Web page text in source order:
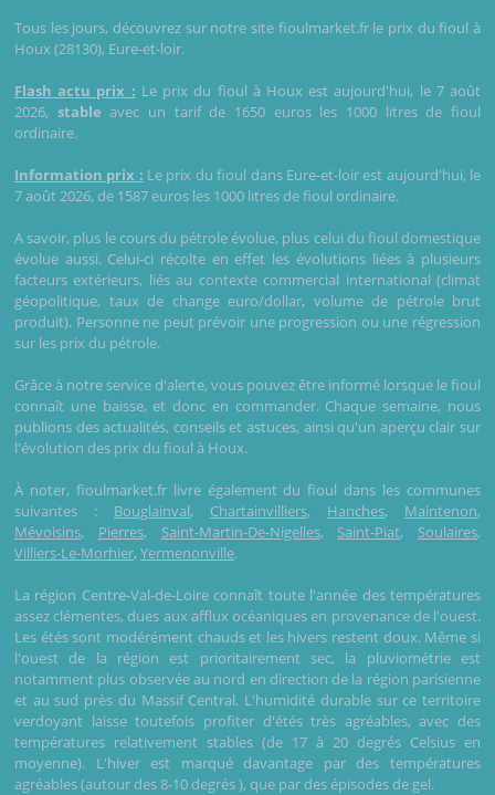
Tous les jours, découvrez sur notre site fioulmarket.fr le prix du fioul à
Houx (28130), Eure-et-loir.
Flash actu prix : Le prix du fioul à Houx est aujourd'hui, le 7 août
2026, stable avec un tarif de 1650 euros les 1000 litres de fioul
ordinaire.
Information prix : Le prix du fioul dans Eure-et-loir est aujourd'hui, le
7 août 2026, de 1587 euros les 1000 litres de fioul ordinaire.
A savoir, plus le cours du pétrole évolue, plus celui du fioul domestique
évolue aussi. Celui-ci récolte en effet les évolutions liées à plusieurs
facteurs extérieurs, liés au contexte commercial international (climat
géopolitique, taux de change euro/dollar, volume de pétrole brut
produit). Personne ne peut prévoir une progression ou une régression
sur les prix du pétrole.
Grâce à notre service d'alerte, vous pouvez être informé lorsque le fioul
connaît une baisse, et donc en commander. Chaque semaine, nous
publions des actualités, conseils et astuces, ainsi qu'un aperçu clair sur
l'évolution des prix du fioul à Houx.
À noter, fioulmarket.fr livre également du fioul dans les communes
suivantes : Bouglainval, Chartainvilliers, Hanches, Maintenon,
Mévoisins, Pierres, Saint-Martin-De-Nigelles, Saint-Piat, Soulaires,
Villiers-Le-Morhier, Yermenonville.
La région Centre-Val-de-Loire connaît toute l'année des températures
assez clémentes, dues aux afflux océaniques en provenance de l'ouest.
Les étés sont modérément chauds et les hivers restent doux. Même si
l'ouest de la région est prioritairement sec, la pluviométrie est
notamment plus observée au nord en direction de la région parisienne
et au sud près du Massif Central. L'humidité durable sur ce territoire
verdoyant laisse toutefois profiter d'étés très agréables, avec des
températures relativement stables (de 17 à 20 degrés Celsius en
moyenne). L'hiver est marqué davantage par des températures
agréables (autour des 8-10 degrés ), que par des épisodes de gel.